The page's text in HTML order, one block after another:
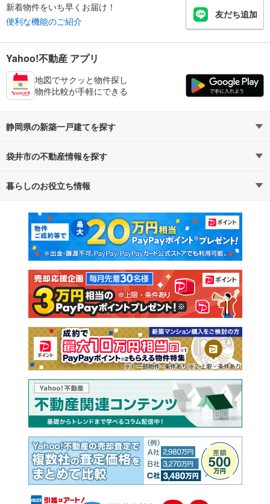
新着物件をいち早くお届け！
便利な機能のご紹介
友だち追加
Yahoo!不動産 アプリ
地図でサクッと物件探し
物件比較が手軽にできる
静岡県の新築一戸建てを探す
路線・駅から探す
通勤・通学時間から探す
袋井市の不動産情報を探す
不動産・住宅
新築マンション 中古マンション
新築一戸建て 中古一戸建て
注文住宅 土地
売却査定
暮らしのお役立ち情報
マンションカタログ 教えて！住まいの先生